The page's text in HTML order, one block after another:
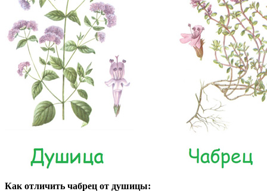
Как отличить чабрец от душицы: